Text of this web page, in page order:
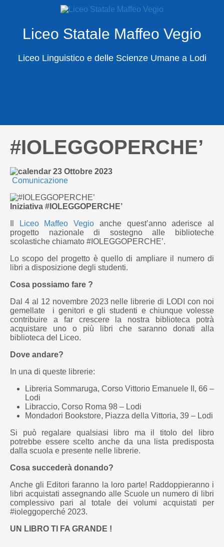
Liceo Statale Maffeo Vegio
Liceo Linguistico e delle Scienze Umane a Lodi
X
Cerca
#IOLEGGOPERCHE’
23 Ottobre 2023
Comunicazione
Iniziativa #IOLEGGOPERCHE’
Liceo Maffeo Vegio anche quest’anno aderisce al
progetto nazionale di sostegno alle biblioteche
scolastiche chiamato #IOLEGGOPERCHE’.
Lo scopo del progetto è quello di ampliare il numero di
libri a disposizione degli studenti.
Cosa possiamo fare ?
Dal 4 al 12 novembre 2023 nelle librerie di LODI con noi
gemellate i genitori e gli studenti e chiunque volesse
contribuire a far crescere la nostra biblioteca potrà
acquistare uno o più libri che saranno donati alla
biblioteca del Liceo.
Dove andare?
In una di queste librerie:
Libreria Sommaruga, Corso Vittorio Emanuele II, 66 –
Lodi
Libraccio, Corso Roma 98 – Lodi
Mondadori Bookstore, Piazza della Vittoria, 39 – Lodi
Si può regalare qualsiasi libro ma il titolo del libro
potrebbe essere scelto anche da una lista predisposta
dalla scuola e presente nelle librerie.
Cosa succederà donando?
Anche gli Editori faranno la loro parte! Raddoppieranno i
libri acquistati assegnando alle Scuole un numero di libri
complessivo pari al totale dei volumi acquistati per
#ioleggoperché 2023.
UN LIBRO TI FA GRANDE !